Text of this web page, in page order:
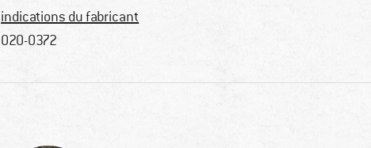
indications du fabricant
020-0372